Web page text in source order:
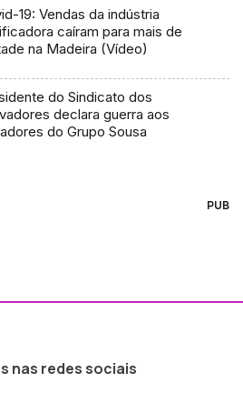
19: Vendas da indústria
caíram para mais de
na Madeira (Vídeo)
do Sindicato dos
declara guerra aos
do Grupo Sousa
PUB
nas redes sociais